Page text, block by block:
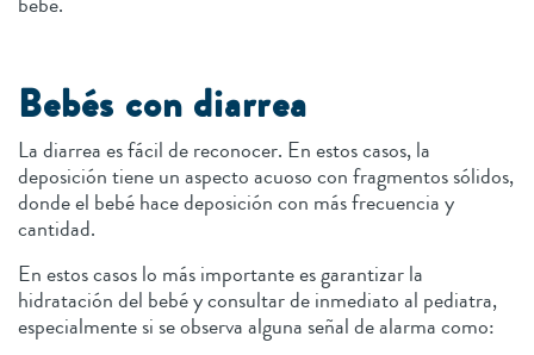
Bebés con diarrea
La diarrea es fácil de reconocer. En estos casos, la
deposición tiene un aspecto acuoso con fragmentos sólidos,
donde el bebé hace deposición con más frecuencia y
cantidad.
En estos casos lo más importante es garantizar la
hidratación del bebé y consultar de inmediato al pediatra,
especialmente si se observa alguna señal de alarma como: